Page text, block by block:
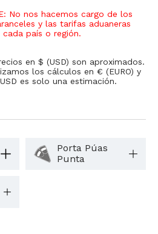
No nos hacemos cargo de los
y las tarifas aduaneras
cada país o región.
en $ (USD) son aproximados.
los cálculos en € (EURO) y
es solo una estimación.
Porta Púas
Punta